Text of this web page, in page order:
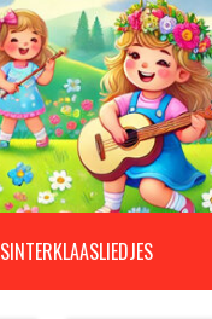
SINTERKLAASLIEDJES